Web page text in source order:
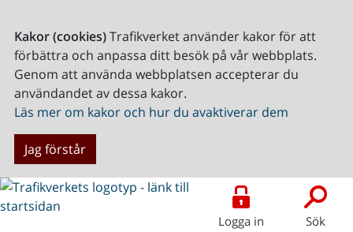
Kakor (cookies)Trafikverket använder kakor för att
förbättra och anpassa ditt besök på vår webbplats.
Genom att använda webbplatsen accepterar du
användandet av dessa kakor.
Läs mer om kakor och hur du avaktiverar dem
Jag förstår
Logga in Sök